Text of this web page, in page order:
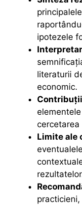
ipotezele
literaturii
economic.
cercetarea
Limite ale